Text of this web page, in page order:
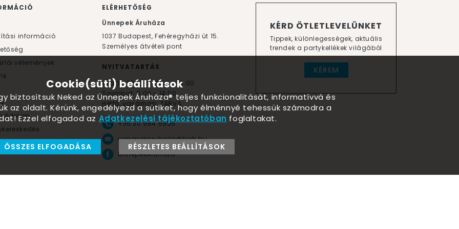
KÉRD ÖTLETLEVELÜNKET
Tippek, különlegességek, aktuális
trendek a partykellékek világából
KÉREM
információ
vélemények
Környezetbarát lufik
ELÉRHETŐSÉG
Ünnepek Áruháza
1037 Budapest, Fehéregyházi út 15.
Személyes átvételi pont
NYITVATARTÁS
Kedd - Péntek: 10:00 - 18:00
Szombat: 9:00 - 14:00
Hétfő, vasárnap: ZÁRVA
+36 30 984 6955
unnepekaruhaza@bwh.hu
UnnepekAruhaza
Cookie(süti) beállítások
biztosítsuk Neked az Ünnepek Áruháza® teljes funkcionalitását, informatívvá és
az oldalt. Kérünk, engedélyezd a sütiket, hogy élménnyé tehessük számodra a
Ezzel elfogadod az Adatkezelési tájékoztatóban foglaltakat.
ÖSSZES ELFOGADÁSA RÉSZLETES BEÁLLÍTÁSOK